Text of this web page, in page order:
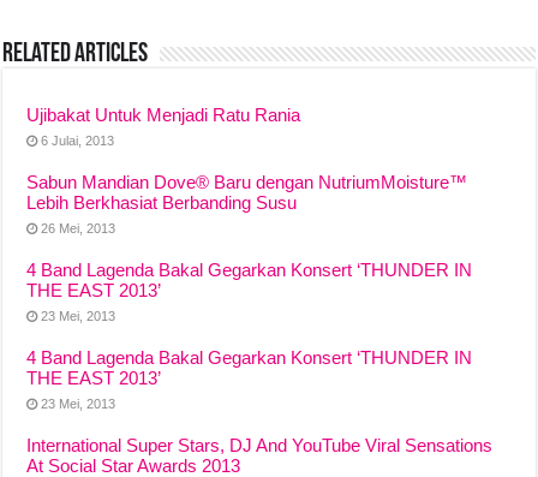
e
b
o
o
k
s
A
p
d
s
Li
n
Related Articles
Ujibakat Untuk Menjadi Ratu Rania
6 Julai, 2013
Sabun Mandian Dove® Baru dengan NutriumMoisture™
Lebih Berkhasiat Berbanding Susu
26 Mei, 2013
4 Band Lagenda Bakal Gegarkan Konsert ‘THUNDER IN
THE EAST 2013’
23 Mei, 2013
4 Band Lagenda Bakal Gegarkan Konsert ‘THUNDER IN
THE EAST 2013’
23 Mei, 2013
International Super Stars, DJ And YouTube Viral Sensations
At Social Star Awards 2013